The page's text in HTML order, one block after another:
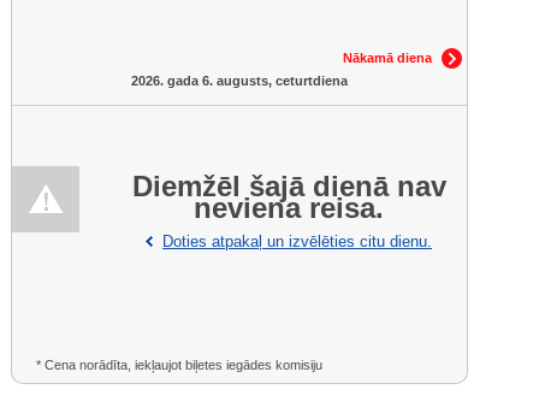
Nākamā diena
2026. gada 6. augusts, ceturtdiena
Diemžēl šajā dienā nav
neviena reisa.
Doties atpakaļ un izvēlēties citu dienu.
* Cena norādīta, iekļaujot biļetes iegādes komisiju